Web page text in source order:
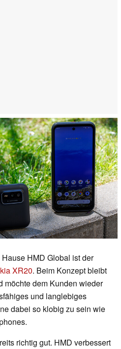
HMD Global ist der
XR20. Beim Konzept bleibt
möchte dem Kunden wieder
und langlebiges
dabei so klobig zu sein wie
richtig gut. HMD verbessert